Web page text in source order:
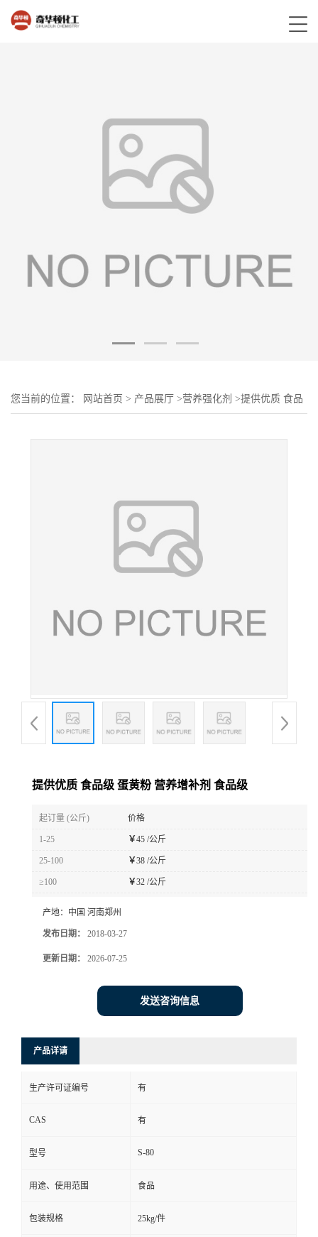
您当前的位置： 网站首页 > 产品展厅 >营养强化剂 >提供优质 食品
提供优质 食品级 蛋黄粉 营养增补剂 食品级
起订量 (公斤) 价格
1-25 ￥45 /公斤
25-100 ￥38 /公斤
≥100 ￥32 /公斤
产地： 中国 河南郑州
发布日期： 2018-03-27
更新日期： 2026-07-25
发送咨询信息
产品详请
生产许可证编号 有
CAS 有
型号 S-80
用途、使用范围 食品
包装规格 25kg/件